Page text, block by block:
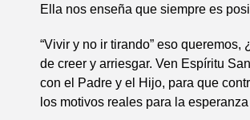
Ella nos enseña que siempre es
“Vivir y no ir tirando” eso
de creer y arriesgar. Ven Espíritu
con el Padre y el Hijo, para que
los motivos reales para la